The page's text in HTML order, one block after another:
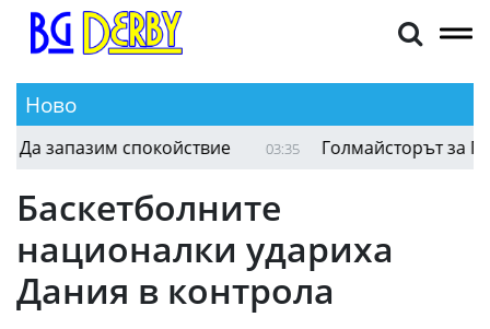
Ново
03:58 Иняки Пеня след равенството с ЦСКА 1948: Да
Баскетболните
националки удариха
Дания в контрола